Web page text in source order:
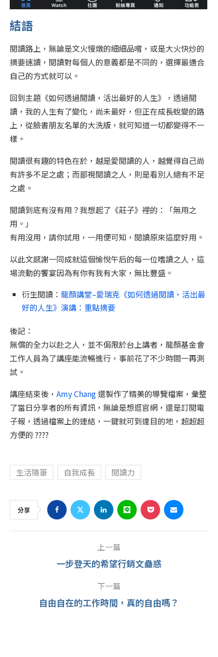
結語
閱讀路上，無論是文火慢燉的細細品嚐，或是大火快炒的
摘要速讀，閱讀對每個人的意義都是不同的，選擇最適合
自己的方式就可以。
回到主題《如何透過閱讀，活出最好的人生》，透過閱
讀，我的人生有了變化，尚未最好，但正在成長蛻變的路
上，從臉書朋友名單的大洗版，就可知道一切都變得不一
樣。
閱讀很有趣的特色在於，越是愛閱讀的人，越覺得自己尚
有許多不足之處；而鄙視閱讀之人，則是看別人總有不足
之處。
閱讀到底有沒有用？我想起了《莊子》裡的：「無用之
用。」
有用沒用，請你試用，一用便可知，閱讀原來這麼好用。
以此文感謝一同成就這個愉悅午后的每一位嗜讀之人，這
場流動的饗宴因為有你有我有大家，無比豐盛。
衍生閱讀： 龍顏講堂–愛瑞克《如何透過閱讀，活出最
好的人生》演講：重點摘要
後記：
無償的全力以赴之人，並不侷限於台上講者，龍顏基金會
工作人員為了講座能流暢進行，事前花了不少時間一再測
試。
講座結束後， Amy Chang 還製作了精美的導覽檔案，彙整
了當日分享者的所有資訊，無論是想逛官網，還是訂閱電
子報，透過檔案上的連結，一鍵就可到達目的地，超超超
方便的 ????
生活隨筆 自我成長 閱讀力
分享
上一篇
一步登天的希望行銷文蠱惑
下一篇
自由自在的工作時間，真的自由嗎？